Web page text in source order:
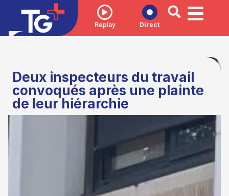
Replay Direct
Deux inspecteurs du travail
convoqués après une plainte
de leur hiérarchie